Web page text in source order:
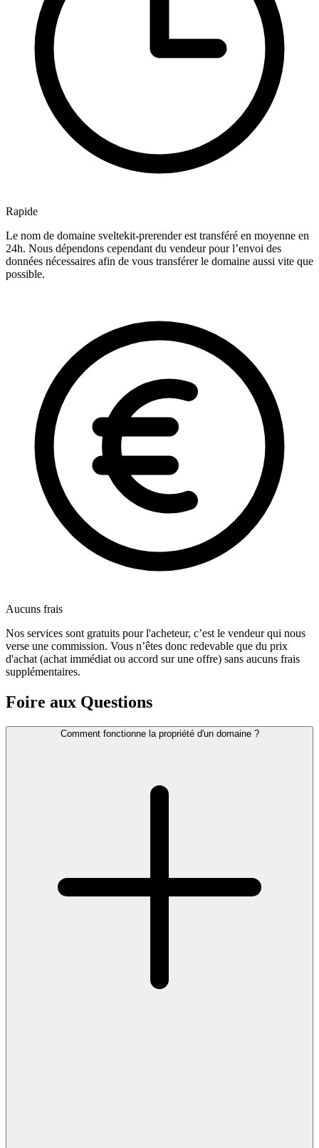
Rapide
Le nom de domaine sveltekit-prerender est transféré en moyenne en
24h. Nous dépendons cependant du vendeur pour l’envoi des
données nécessaires afin de vous transférer le domaine aussi vite que
possible.
Aucuns frais
Nos services sont gratuits pour l'acheteur, c’est le vendeur qui nous
verse une commission. Vous n’êtes donc redevable que du prix
d'achat (achat immédiat ou accord sur une offre) sans aucuns frais
supplémentaires.
Foire aux Questions
Comment fonctionne la propriété d'un domaine ?